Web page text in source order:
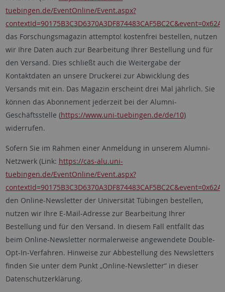
tuebingen.de/EventOnline/Event.aspx?
das Forschungsmagazin attempto! kostenfrei bestellen, nutzen
wir Ihre Daten auch zur Bearbeitung Ihrer Bestellung und für
den Versand. Dies schließt auch die Weitergabe der
Kontaktdaten an unsere Druckerei zur Abwicklung des
Versands mit ein. Das Magazin erscheint drei Mal jährlich. Sie
können das Abonnement jederzeit bei der Alumni-
Geschäftsstelle (https://www.uni-tuebingen.de/de/10)
widerrufen.
Sofern Sie im Rahmen einer Anmeldung in unserem Alumni-
Netzwerk (Link: https://cas-alu.uni-
tuebingen.de/EventOnline/Event.aspx?
den Online-Newsletter der Universität Tübingen bestellen,
nutzen wir Ihre E-Mail-Adresse zur Bearbeitung Ihrer
Bestellung und für den Versand. In diesem Fall entfällt das
beim Online-Newsletter normalerweise angewendete Double-
Opt-In-Verfahren. Hinweise zur Abbestellung des Newsletters
finden Sie unter dem Punkt „Online-Newsletter“ in dieser
Datenschutzerklärung.